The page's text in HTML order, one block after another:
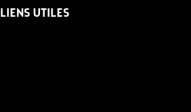
LIENS UTILES